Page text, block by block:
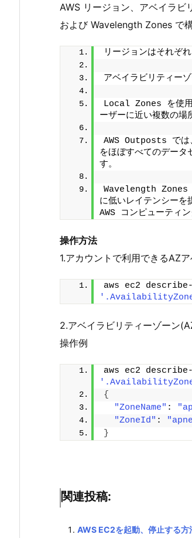
AWS リージョン、アベイラビ
および Wavelength Zones で構
リージョンはそれぞ
アベイラビリティー
Local Zones を使用
ーザーに近い複数の場
AWS Outposts では
をほぼすべてのデータ
す。
Wavelength Zones
に低いレイテンシー
AWS コンピューティ
操作方法
1.アカウントで利用できるAZ
aws ec2
2.アベイラビリティーゾーン
操作例
aws ec2
{
"ZoneName" :
"ZoneId" :
}
関連投稿:
AWS EC2を起動、停止する方